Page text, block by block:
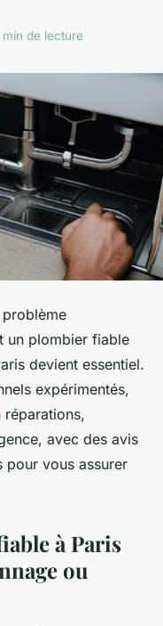
min de lecture
un plombier fiable
devient essentiel.
expérimentés,
avec des avis
pour vous assurer
à Paris
ou